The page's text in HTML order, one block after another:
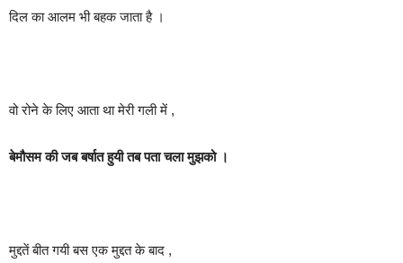
दिल का आलम भी बहक जाता है ।
वो रोने के लिए आता था मेरी गली में ,
बेमौसम की जब बर्षात हुयी तब पता चला मुझको ।
मुद्दतें बीत गयी बस एक मुद्दत के बाद ,